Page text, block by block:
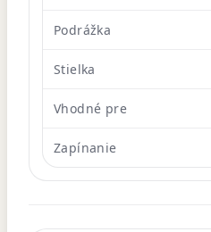
Podrážka
Stielka
Vhodné pre
Zapínanie